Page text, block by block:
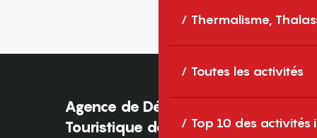
Thermalisme,
Toutes les activités
Top 10 des activités
Agence de Développement
Touristique des Pyrénées-